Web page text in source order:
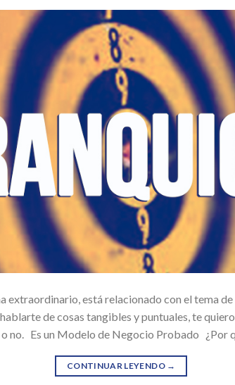
extraordinario, está relacionado con el tema
de cosas tangibles y puntuales, te
o no. Es un Modelo de Negocio Probado ¿Por
CONTINUAR LEYENDO →